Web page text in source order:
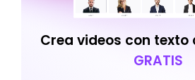
Crea videos con texto
GRATIS